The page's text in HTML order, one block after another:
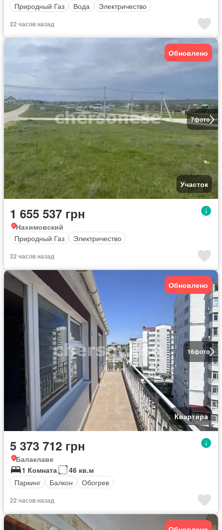
Природный Газ Вода Электричество
22 часов назад
7фото
Обновлено
Участок
1 655 537 грн
Нахимовский
Природный Газ
Электричество
22 часов назад
16фото
Обновлено
Квартира
5 373 712 грн
Балаклаве
1 Комната
46 кв.м
Паркинг
Балкон Обогрев
22 часов назад